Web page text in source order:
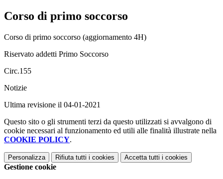
Corso di primo soccorso
Corso di primo soccorso (aggiornamento 4H)
Riservato addetti Primo Soccorso
Circ.155
Notizie
Ultima revisione il 04-01-2021
Questo sito o gli strumenti terzi da questo utilizzati si avvalgono di
cookie necessari al funzionamento ed utili alle finalità illustrate nella
COOKIE POLICY.
Personalizza Rifiuta tutti i cookies Accetta tutti i cookies
Gestione cookie